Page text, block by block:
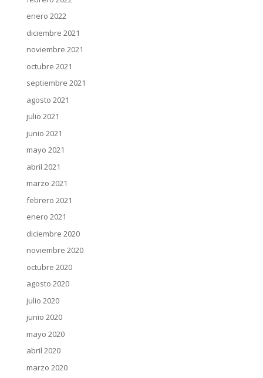
enero 2022
diciembre 2021
noviembre 2021
octubre 2021
septiembre 2021
agosto 2021
julio 2021
junio 2021
mayo 2021
abril 2021
marzo 2021
febrero 2021
enero 2021
diciembre 2020
noviembre 2020
octubre 2020
agosto 2020
julio 2020
junio 2020
mayo 2020
abril 2020
marzo 2020